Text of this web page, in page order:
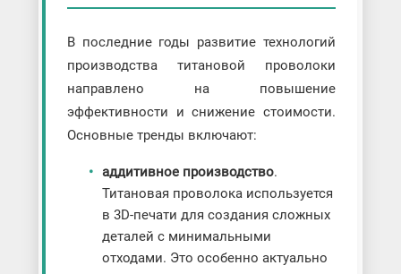
В последние годы развитие технологий
производства титановой проволоки
направлено на повышение
эффективности и снижение стоимости.
Основные тренды включают:
аддитивное производство.
Титановая проволока используется
в 3D-печати для создания сложных
деталей с минимальными
отходами. Это особенно актуально